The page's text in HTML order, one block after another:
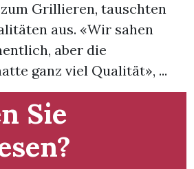
Grillieren, tauschten
aus. «Wir sahen
aber die
ganz viel Qualität», ...
Sie